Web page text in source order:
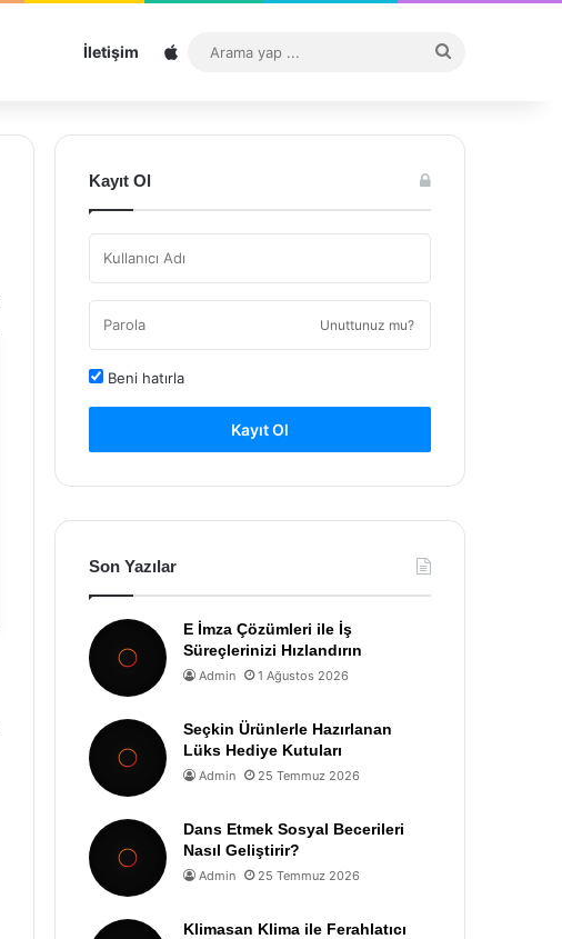
İletişim Sitemap
...
Kayıt Ol
Unuttunuz mu?
Beni hatırla
Kayıt Ol
Son Yazılar
E İmza Çözümleri ile İş
Süreçlerinizi Hızlandırın
Admin 1 Ağustos 2026
Seçkin Ürünlerle Hazırlanan
Lüks Hediye Kutuları
Admin 25 Temmuz 2026
Dans Etmek Sosyal Becerileri
Nasıl Geliştirir?
Admin 25 Temmuz 2026
Klimasan Klima ile Ferahlatıcı